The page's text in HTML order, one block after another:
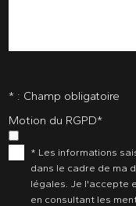
* : Champ obligatoire
Motion du RGPD*
* Les informations
dans le cadre de ma
légales. Je l'accepte
en consultant les